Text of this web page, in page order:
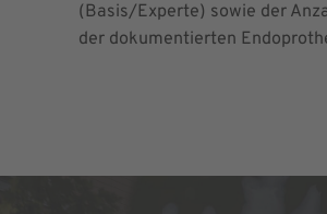
(Basis/Experte) sowie der
der dokumentierten